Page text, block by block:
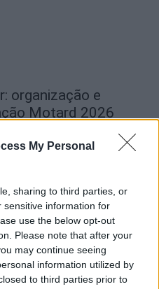
My Personal
sharing to third parties, or
sensitive information for
use the below opt-out
Please note that after your
may continue seeing
information utilized by
to third parties prior to
organização e
Motard 2026